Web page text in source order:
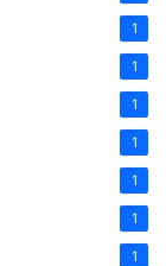
1
1
1
1
1
1
1